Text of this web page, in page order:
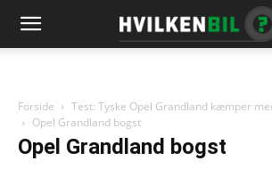
Forside
Test: Tyske Opel Grandland kæmper
Opel Grandland bogst
Opel Grandland bogst